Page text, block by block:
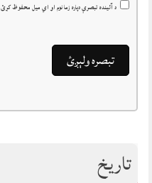
د آئينده تبصرې دپاره زما نوم او اي ميل محفوظ کړئ
تاريخ